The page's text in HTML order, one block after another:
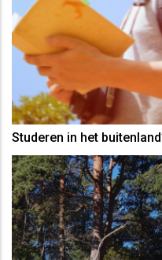
Studeren in het